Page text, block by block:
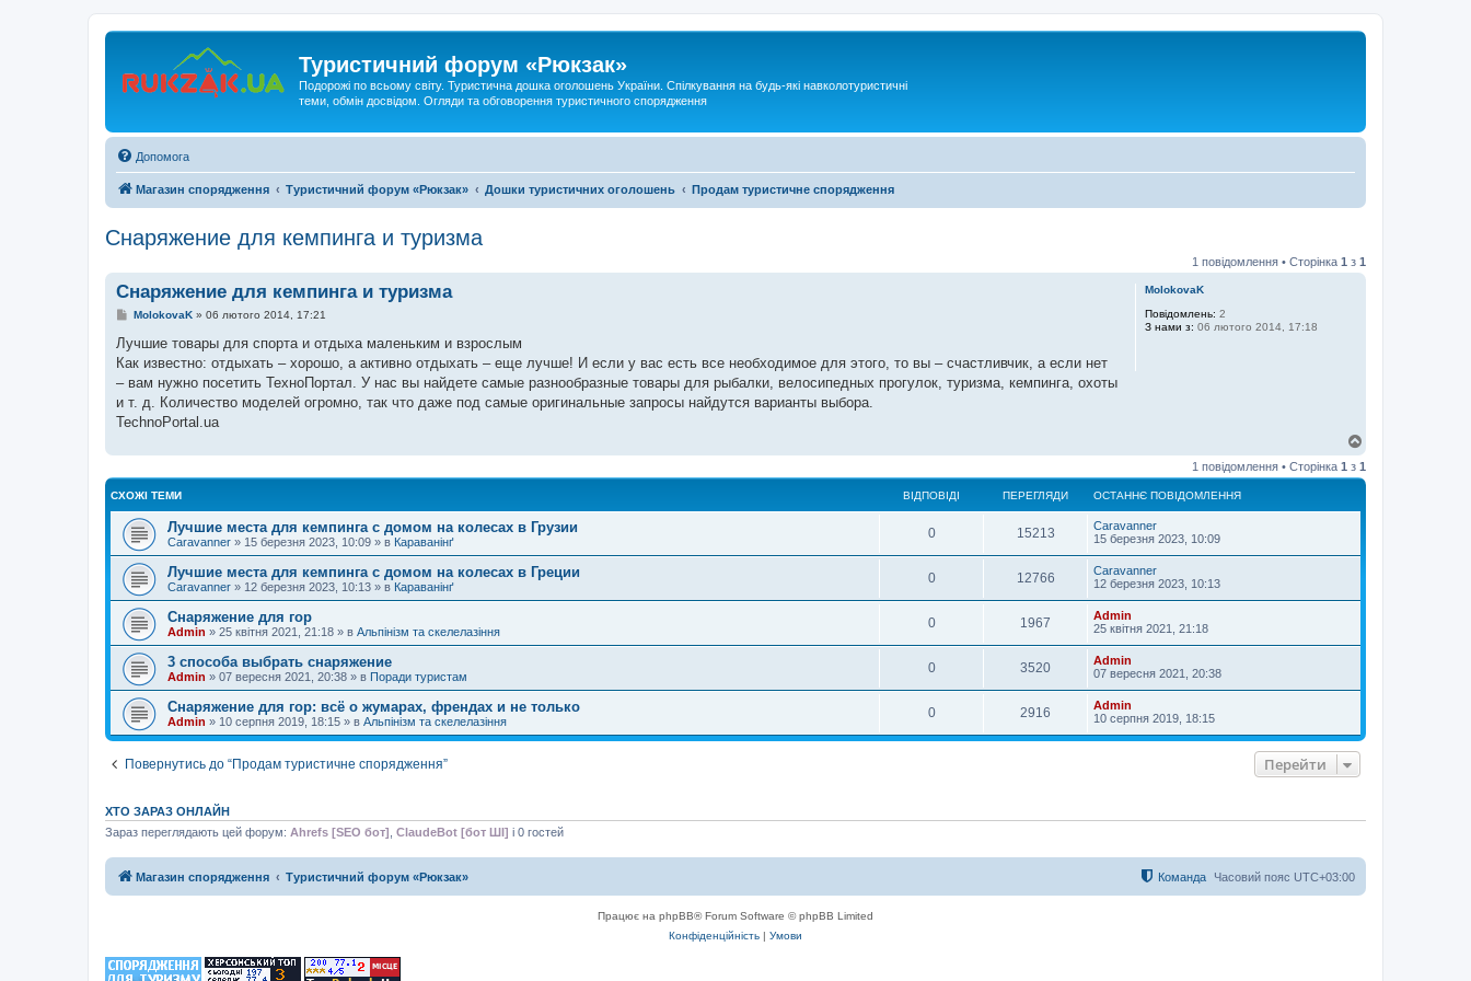
Туристичний форум «Рюкзак»
Подорожі по всьому світу. Туристична дошка оголошень України. Спілкування на будь-які навколотуристичні
теми, обмін досвідом. Огляди та обговорення туристичного спорядження
Допомога
Магазин спорядження Туристичний форум «Рюкзак» Дошки туристичних оголошень Продам туристичне спорядження
Снаряжение для кемпинга и туризма
1 повідомлення • Сторінка 1 з 1
MolokovaK
Повідомлень: 2
З нами з: 06 лютого 2014, 17:18
Снаряжение для кемпинга и туризма
П
в
і
д
о
л
е
я
MolokovaK» 06 лютого 2014, 17:21
Лучшие товары для спорта и отдыха маленьким и взрослым
Как известно: отдыхать – хорошо, а активно отдыхать – еще лучше! И если у вас есть все необходимое для этого, то вы – счастливчик, а если нет
– вам нужно посетить ТехноПортал. У нас вы найдете самые разнообразные товары для рыбалки, велосипедных прогулок, туризма, кемпинга, охоты
и т. д. Количество моделей огромно, так что даже под самые оригинальные запросы найдутся варианты выбора.
TechnoPortal.ua
г
о
1 повідомлення • Сторінка 1 з 1
СХОЖІ ТЕМИ ВІДПОВІДІ ПЕРЕГЛЯДИ ОСТАННЄ ПОВІДОМЛЕННЯ
Лучшие места для кемпинга с домом на колесах в Грузии
Caravanner » 15 березня 2023, 10:09 » в Караванінґ
0 15213
Caravanner
15 березня 2023, 10:09
Лучшие места для кемпинга с домом на колесах в Греции
Caravanner » 12 березня 2023, 10:13 » в Караванінґ
0 12766
Caravanner
12 березня 2023, 10:13
Снаряжение для гор
Admin » 25 квітня 2021, 21:18 » в Альпінізм та скелелазіння
0 1967
Admin
25 квітня 2021, 21:18
3 способа выбрать снаряжение
Admin » 07 вересня 2021, 20:38 » в Поради туристам
0 3520
Admin
07 вересня 2021, 20:38
Снаряжение для гор: всё о жумарах, френдах и не только
Admin » 10 серпня 2019, 18:15 » в Альпінізм та скелелазіння
0 2916
Admin
10 серпня 2019, 18:15
Повернутись до “Продам туристичне спорядження” Перейти
ХТО ЗАРАЗ ОНЛАЙН
Зараз переглядають цей форум: Ahrefs [SEO бот] ClaudeBot [бот ШІ] і 0 гостей
Магазин спорядження Туристичний форум «Рюкзак» Часовий пояс UTC+03:00
Команда
Працює на phpBB® Forum Software © phpBB Limited
Конфіденційність | Умови